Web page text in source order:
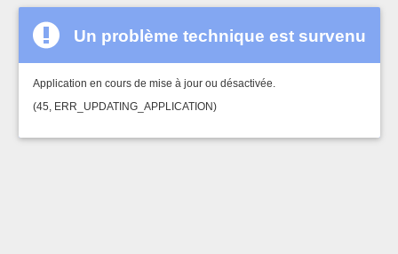
Un problème technique est survenu
Application en cours de mise à jour ou désactivée.
(45, ERR_UPDATING_APPLICATION)